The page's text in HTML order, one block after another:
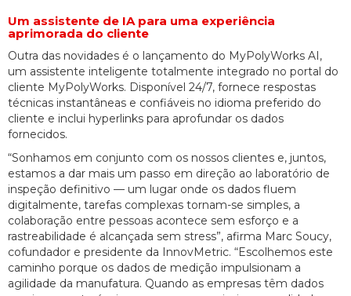
Um assistente de IA para uma experiência
aprimorada do cliente
Outra das novidades é o lançamento do MyPolyWorks AI,
um assistente inteligente totalmente integrado no portal do
cliente MyPolyWorks. Disponível 24/7, fornece respostas
técnicas instantâneas e confiáveis no idioma preferido do
cliente e inclui hyperlinks para aprofundar os dados
fornecidos.
“Sonhamos em conjunto com os nossos clientes e, juntos,
estamos a dar mais um passo em direção ao laboratório de
inspeção definitivo — um lugar onde os dados fluem
digitalmente, tarefas complexas tornam-se simples, a
colaboração entre pessoas acontece sem esforço e a
rastreabilidade é alcançada sem stress”, afirma Marc Soucy,
cofundador e presidente da InnovMetric. “Escolhemos este
caminho porque os dados de medição impulsionam a
agilidade da manufatura. Quando as empresas têm dados